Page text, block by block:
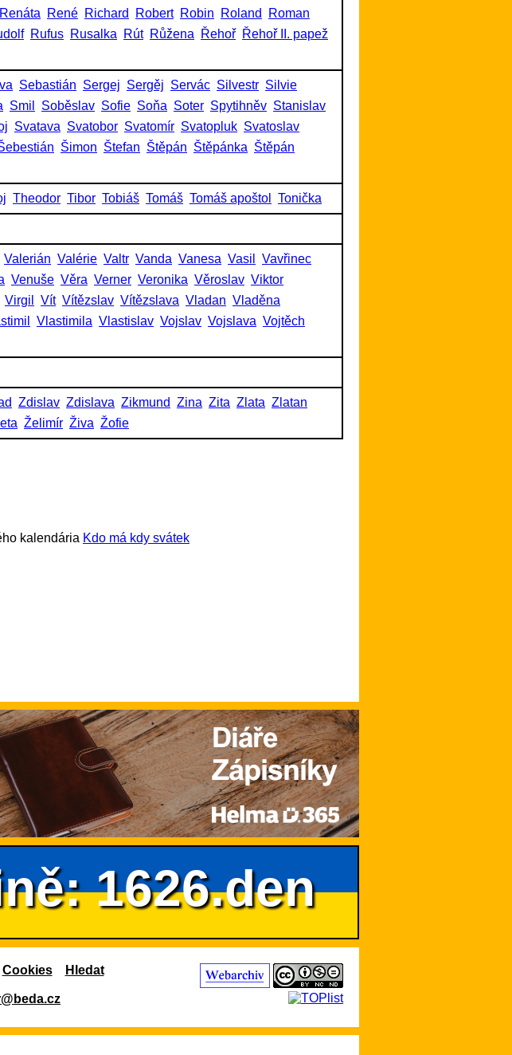
Renáta René Richard Robert Robin Roland
Roman
Rufus Rusalka Rút Růžena Řehoř Řehoř II. papež
Sebastián Sergej Sergěj Servác Silvestr Silvie
Smil Soběslav Sofie Soňa Soter Spytihněv Stanislav
Svatava Svatobor Svatomír Svatopluk Svatoslav
Šimon Štefan Štěpán Štěpánka Štěpán
Theodor Tibor Tobiáš Tomáš Tomáš apoštol Tonička
Valerián Valérie Valtr Vanda Vanesa Vasil
Vavřinec
Venuše Věra Verner Veronika Věroslav Viktor
Virgil Vít Vítězslav Vítězslava Vladan Vladěna
Vlastimila Vlastislav Vojslav Vojslava Vojtěch
Zdislav Zdislava Zikmund Zina Zita Zlata Zlatan
Želimír Živa Žofie
kalendária Kdo má kdy svátek
1626.den
Cookies Hledat